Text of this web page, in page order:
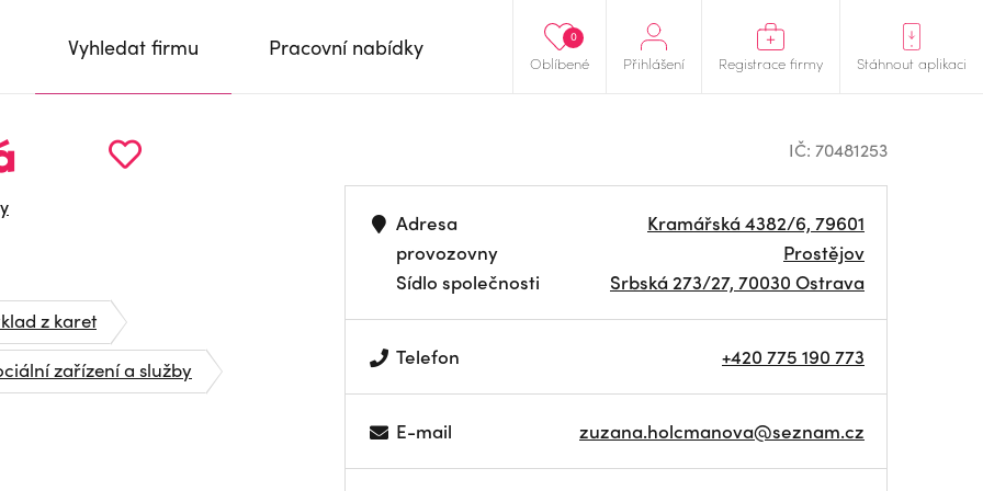
Oblíbené
0
Přihlášení Registrace firmy Stáhnout aplikaci
Vyhledat firmu Pracovní nabídky
z karet
zařízení a služby
IČ: 70481253
Adresa
provozovny
Sídlo společnosti
Kramářská 4382/6, 79601
Prostějov
Srbská 273/27, 70030 Ostrava
Telefon +420 775 190 773
E-mail zuzana.holcmanova@seznam.cz